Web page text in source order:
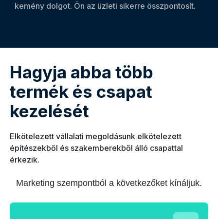
kemény dolgot. Ön az üzleti sikerre összpontosít.
Hagyja abba több
termék és csapat
kezelését
Elkötelezett vállalati megoldásunk elkötelezett
építészekből és szakemberekből álló csapattal
érkezik.
Marketing szempontból a következőket kínáljuk.